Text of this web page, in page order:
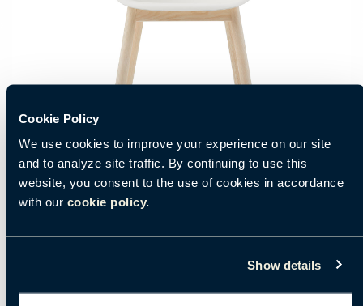
Cookie Policy
We use cookies to improve your experience on our site
and to analyze site traffic. By continuing to use this
website, you consent to the use of cookies in accordance
with our cookie policy.
Show details